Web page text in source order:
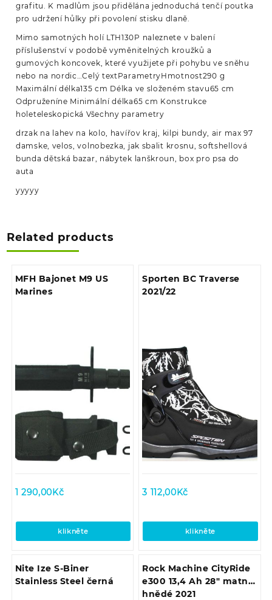
grafitu. K madlům jsou přidělána jednoduchá tenčí poutka
pro udržení hůlky při povolení stisku dlaně.
Mimo samotných holí LTH130P naleznete v balení
příslušenství v podobě vyměnitelných kroužků a
gumových koncovek, které využijete při pohybu ve sněhu
nebo na nordic…Celý textParametryHmotnost290 g
Maximální délka135 cm Délka ve složeném stavu65 cm
Odpruženíne Minimální délka65 cm Konstrukce
holeteleskopická Všechny parametry
drzak na lahev na kolo, havířov kraj, kilpi bundy, air max 97
damske, velos, volnobezka, jak sbalit krosnu, softshellová
bunda dětská bazar, nábytek lanškroun, box pro psa do
auta
yyyyy
Related products
MFH Bajonet M9 US
Marines
1 290,00 Kč
klikněte
Sporten BC Traverse
2021/22
3 112,00 Kč
klikněte
Nite Ize S-Biner
Stainless Steel černá
Rock Machine CityRide
e300 13,4 Ah 28″ matně
hnědé 2021